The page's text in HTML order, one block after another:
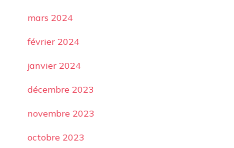
mars 2024
février 2024
janvier 2024
décembre 2023
novembre 2023
octobre 2023